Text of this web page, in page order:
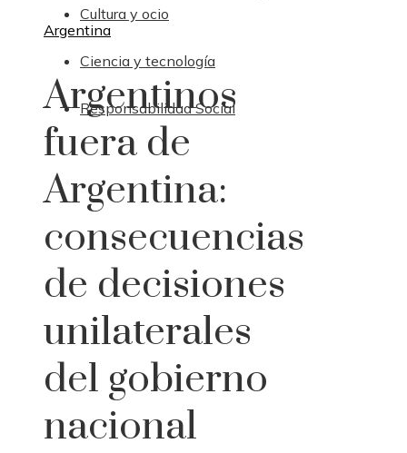
Cultura y ocio
Ciencia y tecnología
Responsabilidad Social
Argentina
Argentinos
fuera de
Argentina:
consecuencias
de decisiones
unilaterales
del gobierno
nacional